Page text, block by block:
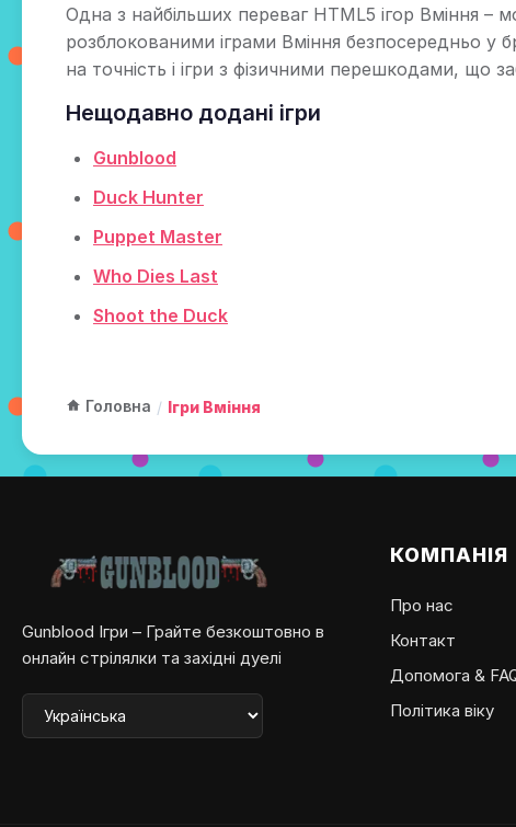
Одна з найбільших переваг HTML5 ігор Вміння
розблокованими іграми Вміння безпосередньо у
на точність і ігри з фізичними перешкодами, що
Нещодавно додані ігри
Gunblood
Duck Hunter
Puppet Master
Who Dies Last
Shoot the Duck
Головна / Ігри Вміння
Gunblood Ігри – Грайте безкоштовно в
онлайн стрілялки та західні дуелі
КОМПАНІЯ
Про нас
Контакт
Допомога &
Політика віку